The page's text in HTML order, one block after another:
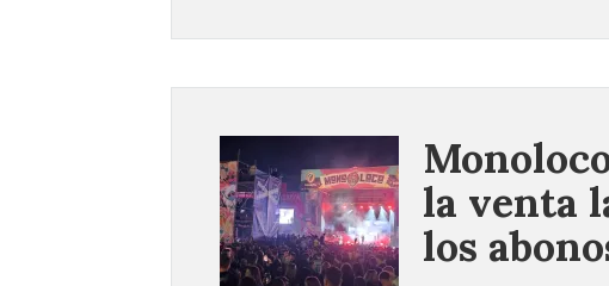
la venta
los